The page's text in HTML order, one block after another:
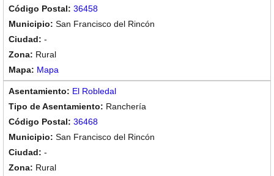
36458
San Francisco del Rincón
-
Rural
Mapa
El Robledal
Ranchería
36468
San Francisco del Rincón
-
Rural